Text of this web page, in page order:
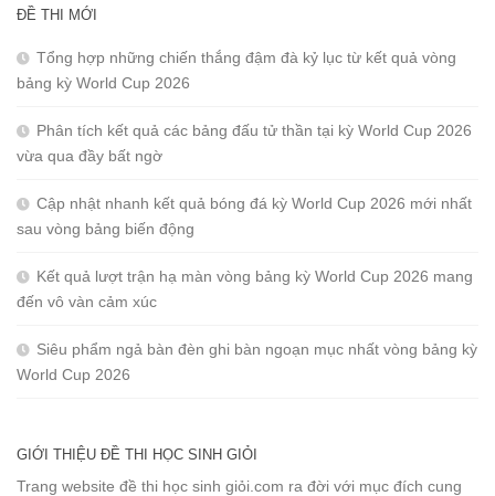
ĐỀ THI MỚI
Tổng hợp những chiến thắng đậm đà kỷ lục từ kết quả vòng
bảng kỳ World Cup 2026
Phân tích kết quả các bảng đấu tử thần tại kỳ World Cup 2026
vừa qua đầy bất ngờ
Cập nhật nhanh kết quả bóng đá kỳ World Cup 2026 mới nhất
sau vòng bảng biến động
Kết quả lượt trận hạ màn vòng bảng kỳ World Cup 2026 mang
đến vô vàn cảm xúc
Siêu phẩm ngả bàn đèn ghi bàn ngoạn mục nhất vòng bảng kỳ
World Cup 2026
GIỚI THIỆU ĐỀ THI HỌC SINH GIỎI
Trang website đề thi học sinh giỏi.com ra đời với mục đích cung